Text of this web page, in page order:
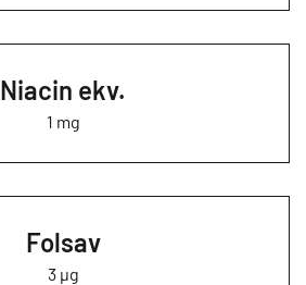
Niacin ekv.
1 mg
Folsav
3 µg